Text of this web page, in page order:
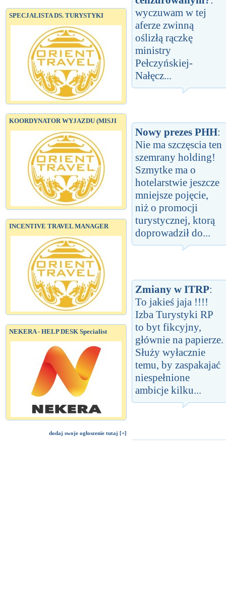
SPECJALISTA DS. TURYSTYKI
KOORDYNATOR WYJAZDU (MISJI
INCENTIVE TRAVEL MANAGER
NEKERA - HELP DESK Specialist
dodaj swoje ogłoszenie tutaj [+]
wyczuwam w tej
aferze zwinną
oślizłą rączkę
ministry
Pełczyńskiej-
Nałęcz...
Nowy prezes PHH:
Nie ma szczęscia ten
szemrany holding!
Szmytke ma o
hotelarstwie jeszcze
mniejsze pojęcie,
niż o promocji
turystycznej, ktorą
doprowadził do...
Zmiany w ITRP:
To jakieś jaja !!!!
Izba Turystyki RP
to byt fikcyjny,
głównie na papierze.
Służy wyłacznie
temu, by zaspakajać
niespełnione
ambicje kilku...